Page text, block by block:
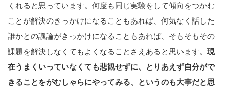
くれると思っています。何度も同じ実験をして傾向をつかむ
ことが解決のきっかけになることもあれば、何気なく話した
誰かとの議論がきっかけになることもあれば、そもそもその
課題を解決しなくてもよくなることさえあると思います。 現
在うまくいっていなくても悲観せずに、とりあえず自分がで
きることをがむしゃらにやってみる、というのも大事だと思